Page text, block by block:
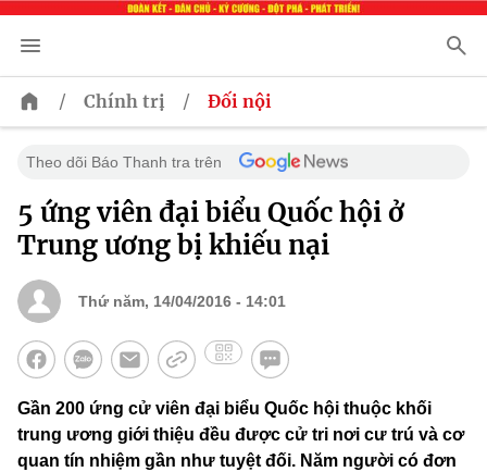
/ Chính trị / Đối nội
Theo dõi Báo Thanh tra trên
5 ứng viên đại biểu Quốc hội ở
Trung ương bị khiếu nại
Thứ năm, 14/04/2016 - 14:01
Gần 200 ứng cử viên đại biểu Quốc hội thuộc khối
trung ương giới thiệu đều được cử tri nơi cư trú và cơ
quan tín nhiệm gần như tuyệt đối. Năm người có đơn